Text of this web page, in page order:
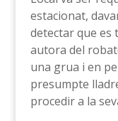
estacionat,
detectar que es
autora del
una grua i en
presumpte
procedir a la